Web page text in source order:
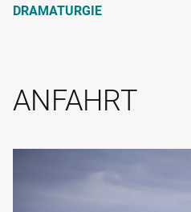
DRAMATURGIE
ANFAHRT